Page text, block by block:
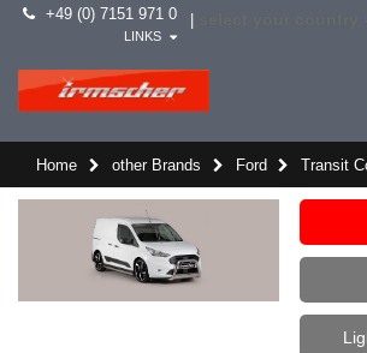
+49 (0) 7151 971 0
LINKS
Home other Brands Ford Transit